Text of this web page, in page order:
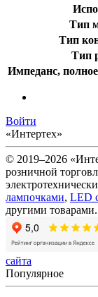
Тип
Тип
Тип
Импеданс,
Войти
«Интертех»
© 2019–2026
розничной
лампочками, LED
другими товарами.
сайта
Популярное